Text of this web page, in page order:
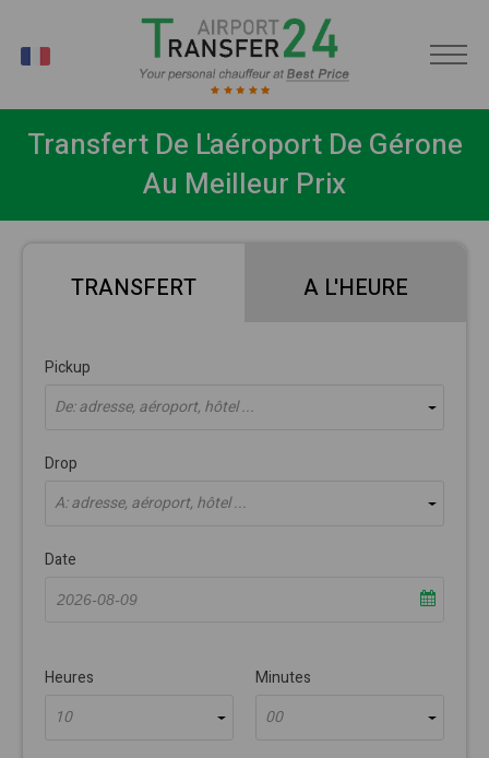
Transfert De L'aéroport De Gérone
Au Meilleur Prix
TRANSFERT A L'HEURE
Pickup
De: adresse, aéroport, hôtel ...
Drop
À: adresse, aéroport, hôtel ...
Date
Heures
10
Minutes
00